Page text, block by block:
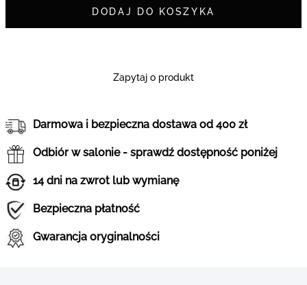
DODAJ DO KOSZYKA
Zapytaj o produkt
Darmowa i bezpieczna dostawa od 400 zł
Odbiór w salonie - sprawdź dostępność poniżej
14 dni na zwrot lub wymianę
Bezpieczna płatność
Gwarancja oryginalności